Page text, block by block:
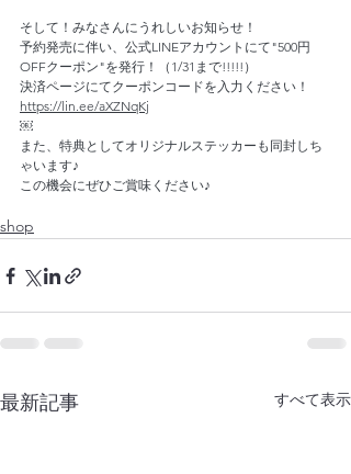
そして！みなさんにうれしいお知らせ！
予約発売に伴い、公式LINEアカウントにて"500円
OFFクーポン"を発行！（1/31まで!!!!!）
決済ページにてクーポンコードを入力ください！
https://lin.ee/aXZNqKj
￼
また、特典としてオリジナルステッカーも同封しち
ゃいます♪
この機会にぜひご賞味ください♪
shop
最新記事 すべて表示